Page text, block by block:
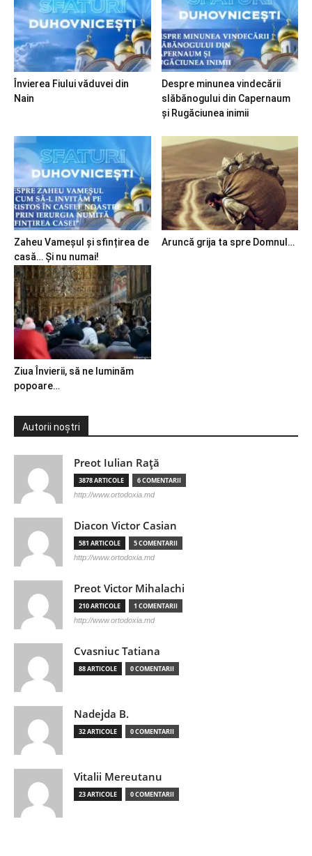
Învierea Fiului văduvei din
Nain
Despre minunea vindecării
slăbănogului din Capernaum
și Rugăciunea inimii
Zaheu Vameșul și sfințirea de
casă… Și nu numai!
Aruncă grija ta spre Domnul…
Ziua Învierii, să ne luminăm
popoare…
Autorii noștri
Preot Iulian Raţă
3878 ARTICOLE 6 COMENTARII
http://www.ortodoxia.md
Diacon Victor Casian
581 ARTICOLE 5 COMENTARII
http://www.ortodoxia.md
Preot Victor Mihalachi
210 ARTICOLE 1 COMENTARII
http://www.ortodoxia.md
Cvasniuc Tatiana
88 ARTICOLE 0 COMENTARII
Nadejda B.
32 ARTICOLE 0 COMENTARII
Vitalii Mereutanu
23 ARTICOLE 0 COMENTARII